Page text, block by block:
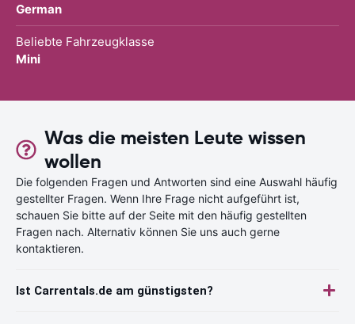
German
Beliebte Fahrzeugklasse
Mini
Was die meisten Leute wissen
wollen
Die folgenden Fragen und Antworten sind eine Auswahl häufig
gestellter Fragen. Wenn Ihre Frage nicht aufgeführt ist,
schauen Sie bitte auf der Seite mit den häufig gestellten
Fragen nach. Alternativ können Sie uns auch gerne
kontaktieren.
Ist Carrentals.de am günstigsten?